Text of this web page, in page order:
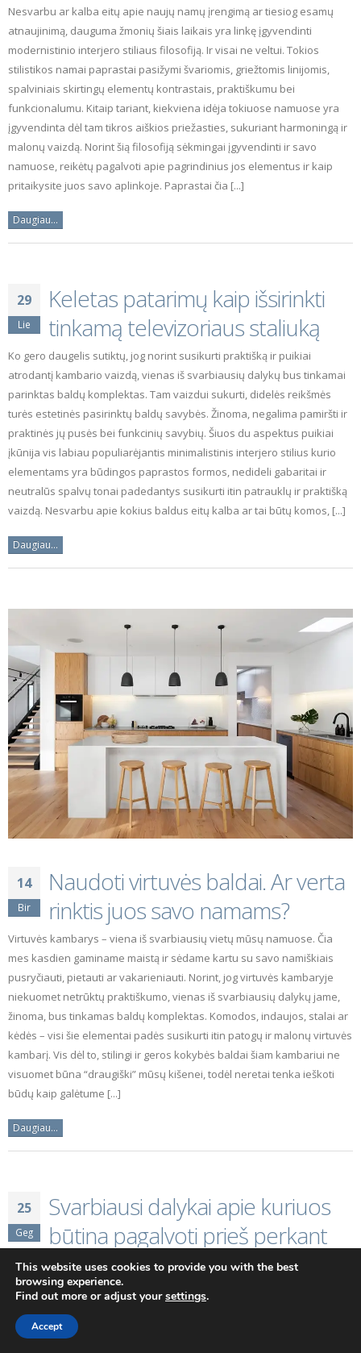
Nesvarbu ar kalba eitų apie naujų namų įrengimą ar tiesiog esamų
atnaujinimą, dauguma žmonių šiais laikais yra linkę įgyvendinti
modernistinio interjero stiliaus filosofiją. Ir visai ne veltui. Tokios
stilistikos namai paprastai pasižymi švariomis, griežtomis linijomis,
spalviniais skirtingų elementų kontrastais, praktiškumu bei
funkcionalumu. Kitaip tariant, kiekviena idėja tokiuose namuose yra
įgyvendinta dėl tam tikros aiškios priežasties, sukuriant harmoningą ir
malonų vaizdą. Norint šią filosofiją sėkmingai įgyvendinti ir savo
namuose, reikėtų pagalvoti apie pagrindinius jos elementus ir kaip
pritaikysite juos savo aplinkoje. Paprastai čia [...]
Daugiau...
29
Lie
Keletas patarimų kaip išsirinkti
tinkamą televizoriaus staliuką
Ko gero daugelis sutiktų, jog norint susikurti praktišką ir puikiai
atrodantį kambario vaizdą, vienas iš svarbiausių dalykų bus tinkamai
parinktas baldų komplektas. Tam vaizdui sukurti, didelės reikšmės
turės estetinės pasirinktų baldų savybės. Žinoma, negalima pamiršti ir
praktinės jų pusės bei funkcinių savybių. Šiuos du aspektus puikiai
įkūnija vis labiau populiarėjantis minimalistinis interjero stilius kurio
elementams yra būdingos paprastos formos, nedideli gabaritai ir
neutralūs spalvų tonai padedantys susikurti itin patrauklų ir praktišką
vaizdą. Nesvarbu apie kokius baldus eitų kalba ar tai būtų komos, [...]
Daugiau...
14
Bir
Naudoti virtuvės baldai. Ar verta
rinktis juos savo namams?
Virtuvės kambarys – viena iš svarbiausių vietų mūsų namuose. Čia
mes kasdien gaminame maistą ir sėdame kartu su savo namiškiais
pusryčiauti, pietauti ar vakarieniauti. Norint, jog virtuvės kambaryje
niekuomet netrūktų praktiškumo, vienas iš svarbiausių dalykų jame,
žinoma, bus tinkamas baldų komplektas. Komodos, indaujos, stalai ar
kėdės – visi šie elementai padės susikurti itin patogų ir malonų virtuvės
kambarį. Vis dėl to, stilingi ir geros kokybės baldai šiam kambariui ne
visuomet būna “draugiški” mūsų kišenei, todėl neretai tenka ieškoti
būdų kaip galėtume [...]
Daugiau...
25
Geg
Svarbiausi dalykai apie kuriuos
būtina pagalvoti prieš perkant
svetainės baldus
Ko gero daugelis sutiktų, jog svetainė iš esmės yra pagrindinis
kambarys mūsų namuose. Čia, kiekvieną dieną mes leidžiame laiką
kartu su savo šeimos nariais, švenčių metų priimame svečius, o kartais
This website uses cookies to provide you with the best
browsing experience.
Find out more or adjust yoursettings.
Accept